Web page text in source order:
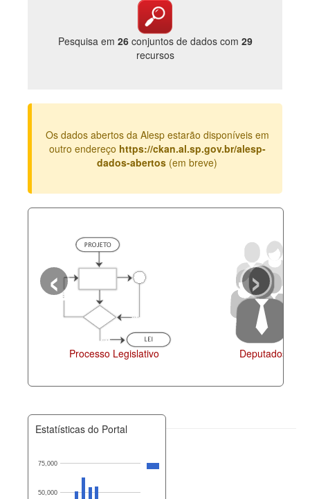
Catálogo de dados
Legislação
Perguntas frequentes
Pesquisa em 26conjuntos de dados com 29
recursos
Os dados abertos da Alesp estarão disponíveis em
outro endereço https://ckan.al.sp.gov.br/alesp-
dados-abertos (em breve)
Processo Legislativo Deputados
‹ ›
Estatísticas do Portal
50,000
75,000